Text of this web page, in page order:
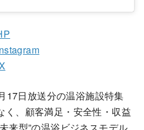
17日放送分の温浴施設特集
く、顧客満足・安全性・収益